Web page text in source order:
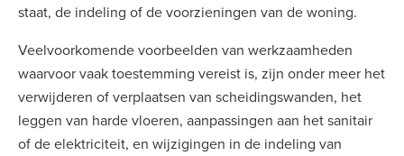
staat, de indeling of de voorzieningen van de woning.
Veelvoorkomende voorbeelden van werkzaamheden
waarvoor vaak toestemming vereist is, zijn onder meer het
verwijderen of verplaatsen van scheidingswanden, het
leggen van harde vloeren, aanpassingen aan het sanitair
of de elektriciteit, en wijzigingen in de indeling van